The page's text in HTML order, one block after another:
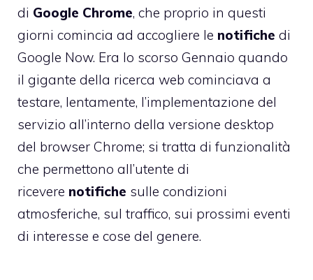
di Google Chrome, che proprio in questi
giorni comincia ad accogliere le notifiche di
Google Now. Era lo scorso Gennaio quando
il gigante della ricerca web cominciava a
testare, lentamente, l’implementazione del
servizio all’interno della versione desktop
del browser Chrome; si tratta di funzionalità
che permettono all’utente di
ricevere notifiche sulle condizioni
atmosferiche, sul traffico, sui prossimi eventi
di interesse e cose del genere.